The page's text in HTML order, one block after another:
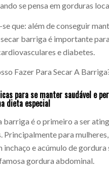
se pensa em gorduras
se que: além de conseguir
secar barriga é importante
e diabetes.
Fazer Para Secar A
para se manter saudável e
dieta especial
barriga é o primeiro a ser
Principalmente para
inchaço e acúmulo de gordura
gordura abdominal.